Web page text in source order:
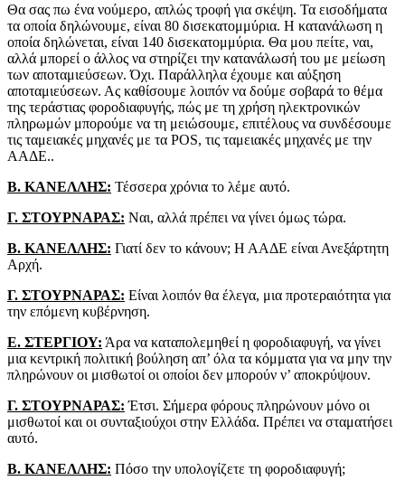
Θα σας πω ένα νούμερο, απλώς τροφή για σκέψη. Τα εισοδήματα
τα οποία δηλώνουμε, είναι 80 δισεκατομμύρια. Η κατανάλωση η
οποία δηλώνεται, είναι 140 δισεκατομμύρια. Θα μου πείτε, ναι,
αλλά μπορεί ο άλλος να στηρίζει την κατανάλωσή του με μείωση
των αποταμιεύσεων. Όχι. Παράλληλα έχουμε και αύξηση
αποταμιεύσεων. Ας καθίσουμε λοιπόν να δούμε σοβαρά το θέμα
της τεράστιας φοροδιαφυγής, πώς με τη χρήση ηλεκτρονικών
πληρωμών μπορούμε να τη μειώσουμε, επιτέλους να συνδέσουμε
τις ταμειακές μηχανές με τα POS, τις ταμειακές μηχανές με την
ΑΑΔΕ..
Β. ΚΑΝΕΛΛΗΣ: Τέσσερα χρόνια το λέμε αυτό.
Γ. ΣΤΟΥΡΝΑΡΑΣ: Ναι, αλλά πρέπει να γίνει όμως τώρα.
Β. ΚΑΝΕΛΛΗΣ: Γιατί δεν το κάνουν; Η ΑΑΔΕ είναι Ανεξάρτητη
Αρχή.
Γ. ΣΤΟΥΡΝΑΡΑΣ: Είναι λοιπόν θα έλεγα, μια προτεραιότητα για
την επόμενη κυβέρνηση.
Ε. ΣΤΕΡΓΙΟΥ: Άρα να καταπολεμηθεί η φοροδιαφυγή, να γίνει
μια κεντρική πολιτική βούληση απ’ όλα τα κόμματα για να μην την
πληρώνουν οι μισθωτοί οι οποίοι δεν μπορούν ν’ αποκρύψουν.
Γ. ΣΤΟΥΡΝΑΡΑΣ: Έτσι. Σήμερα φόρους πληρώνουν μόνο οι
μισθωτοί και οι συνταξιούχοι στην Ελλάδα. Πρέπει να σταματήσει
αυτό.
Β. ΚΑΝΕΛΛΗΣ: Πόσο την υπολογίζετε τη φοροδιαφυγή;